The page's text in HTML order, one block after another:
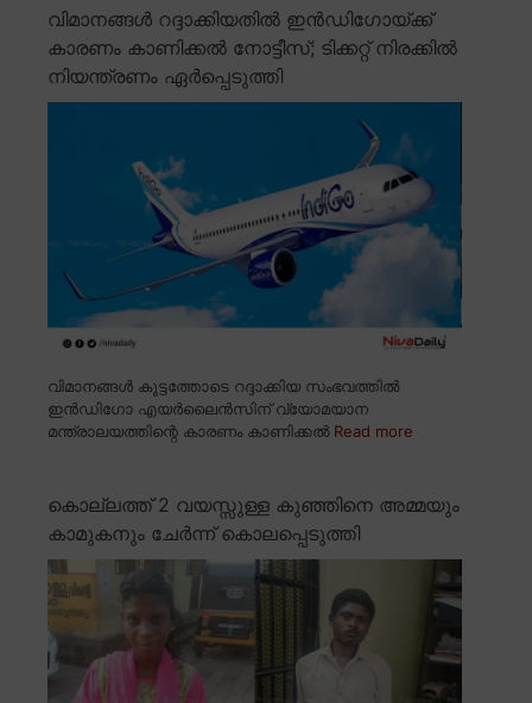
വിമാനങ്ങൾ റദ്ദാക്കിയതിൽ ഇൻഡിഗോയ്ക്ക്
കാരണം കാണിക്കൽ നോട്ടീസ്; ടിക്കറ്റ് നിരക്കിൽ
നിയന്ത്രണം ഏർപ്പെടുത്തി
വിമാനങ്ങൾ കൂട്ടത്തോടെ റദ്ദാക്കിയ സംഭവത്തിൽ
ഇൻഡിഗോ എയർലൈൻസിന് വ്യോമയാന
മന്ത്രാലയത്തിന്റെ കാരണം കാണിക്കൽ Read more
കൊല്ലത്ത് 2 വയസ്സുള്ള കുഞ്ഞിനെ അമ്മയും
കാമുകനും ചേർന്ന് കൊലപ്പെടുത്തി